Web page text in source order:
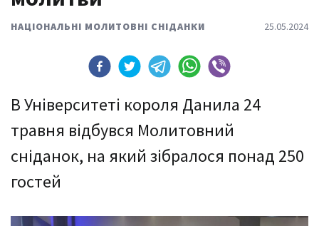
НАЦІОНАЛЬНІ МОЛИТОВНІ СНІДАНКИ 25.05.2024
В Університеті короля Данила 24
травня відбувся Молитовний
сніданок, на який зібралося понад 250
гостей